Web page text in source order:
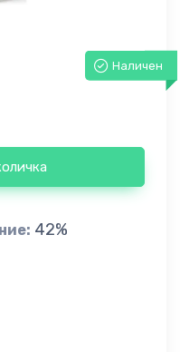
Наличен
42%